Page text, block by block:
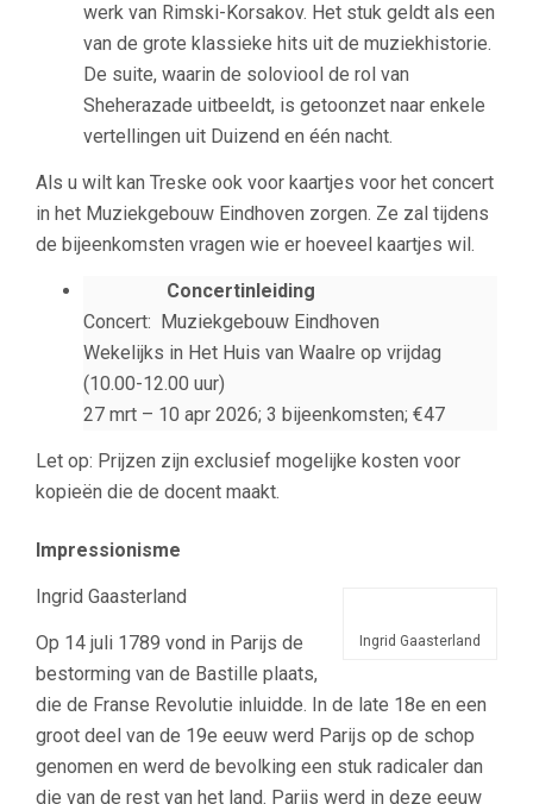
werk van Rimski-Korsakov. Het stuk geldt als een
van de grote klassieke hits uit de muziekhistorie.
De suite, waarin de soloviool de rol van
Sheherazade uitbeeldt, is getoonzet naar enkele
vertellingen uit Duizend en één nacht.
Als u wilt kan Treske ook voor kaartjes voor het concert
in het Muziekgebouw Eindhoven zorgen. Ze zal tijdens
de bijeenkomsten vragen wie er hoeveel kaartjes wil.
Concertinleiding
Concert: Muziekgebouw Eindhoven
Wekelijks in Het Huis van Waalre op vrijdag
(10.00-12.00 uur)
27 mrt – 10 apr 2026; 3 bijeenkomsten; €47
Let op: Prijzen zijn exclusief mogelijke kosten voor
kopieën die de docent maakt.
Impressionisme
Ingrid Gaasterland
Ingrid Gaasterland
Op 14 juli 1789 vond in Parijs de
bestorming van de Bastille plaats,
die de Franse Revolutie inluidde. In de late 18e en een
groot deel van de 19e eeuw werd Parijs op de schop
genomen en werd de bevolking een stuk radicaler dan
die van de rest van het land. Parijs werd in deze eeuw